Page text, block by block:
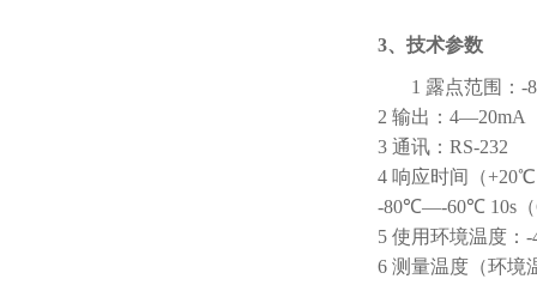
3、技术参数
1 露点范围
2 输出：4—20mA
3 通讯：RS-232
4 响应时间（
-80℃—-60℃ 10s（
5 使用环境温度
6 测量温度（环